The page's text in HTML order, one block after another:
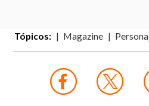
Tópicos: Magazine